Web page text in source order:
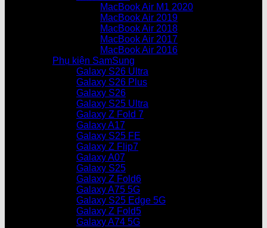
MacBook Air M1 2020
MacBook Air 2019
MacBook Air 2018
MacBook Air 2017
MacBook Air 2016
Phụ kiện SamSung
Galaxy S26 Ultra
Galaxy S26 Plus
Galaxy S26
Galaxy S25 Ultra
Galaxy Z Fold 7
Galaxy A17
Galaxy S25 FE
Galaxy Z Flip7
Galaxy A07
Galaxy S25
Galaxy Z Fold6
Galaxy A75 5G
Galaxy S25 Edge 5G
Galaxy Z Fold5
Galaxy A74 5G